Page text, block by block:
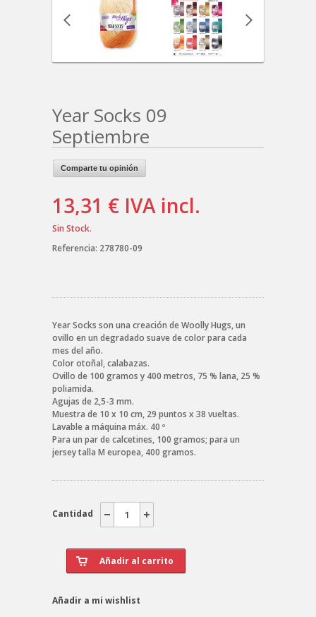
Year Socks 09
Septiembre
Comparte tu opinión
13,31 € IVA incl.
Sin Stock.
Referencia: 278780-09
Year Socks son una creación de Woolly Hugs, un
ovillo en un degradado suave de color para cada
mes del año.
Color otoñal, calabazas.
Ovillo de 100 gramos y 400 metros, 75 % lana, 25 %
poliamida.
Agujas de 2,5-3 mm.
Muestra de 10 x 10 cm, 29 puntos x 38 vueltas.
Lavable a máquina máx. 40 º
Para un par de calcetines, 100 gramos; para un
jersey talla M europea, 400 gramos.
Cantidad
Añadir a mi wishlist